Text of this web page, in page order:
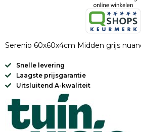
Serenio 60x60x4cm Midden grijs
Snelle levering
Laagste prijsgarantie
Uitsluitend A-kwaliteit